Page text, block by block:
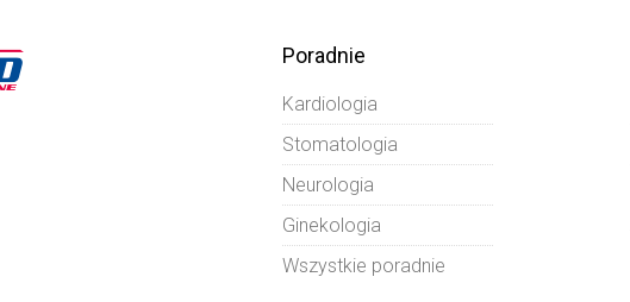
Poradnie
Kardiologia
Stomatologia
Neurologia
Ginekologia
Wszystkie poradnie